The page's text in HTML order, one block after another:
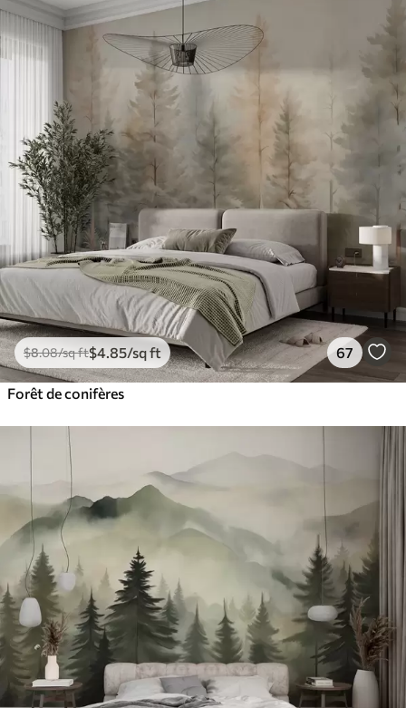
$8.08/sq ft$4 .85/sq ft 67
Forêt de conifères